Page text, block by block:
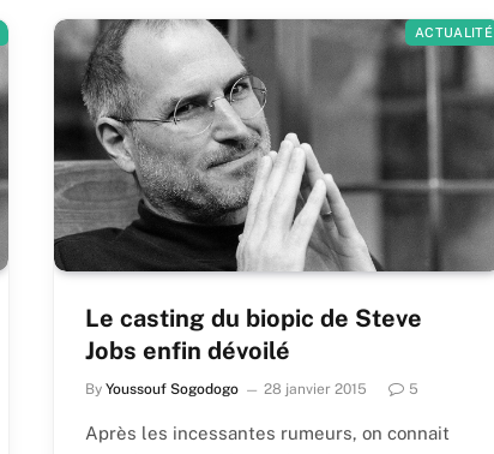
ACTUALITÉ
Le casting du biopic de Steve
Jobs enfin dévoilé
By Youssouf Sogodogo 28 janvier 2015 5
Après les incessantes rumeurs, on connait